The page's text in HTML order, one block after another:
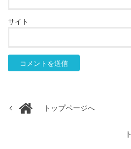
サイト
トップページへ